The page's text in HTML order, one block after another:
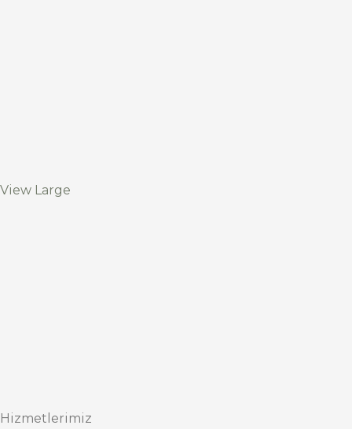
View Large
Hizmetlerimiz